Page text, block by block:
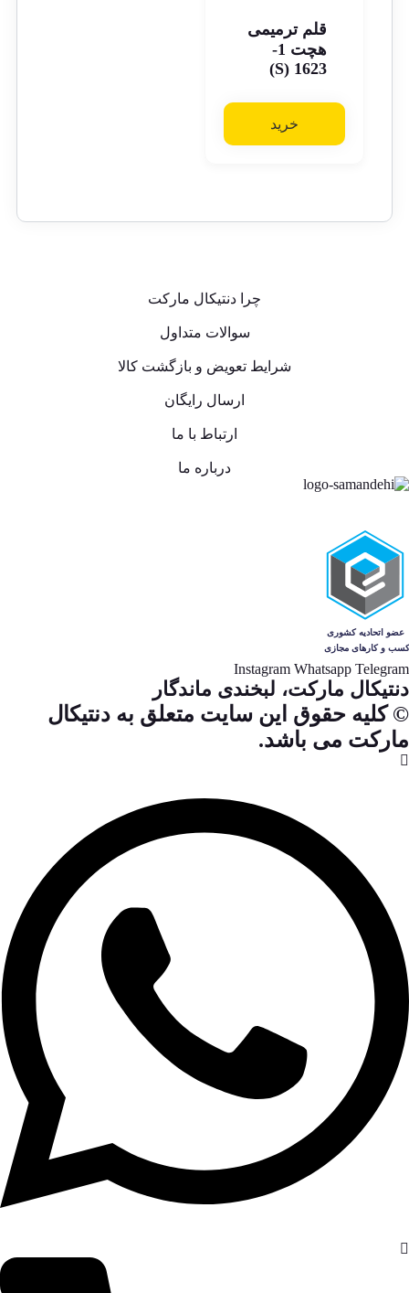
قلم ترمیمی
هچت 1-
1623 (S)
خرید
چرا دنتیکال مارکت
سوالات متداول
شرایط تعویض و بازگشت کالا
ارسال رایگان
ارتباط با ما
درباره ما
Telegram
Whatsapp
Instagram
دنتیکال مارکت، لبخندی ماندگار
© کلیه حقوق این سایت متعلق به دنتیکال
مارکت می باشد.